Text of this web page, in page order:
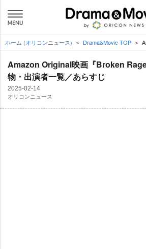
ホーム (オリコンニュース) Drama&Movie TOP
Amazon Original映画『Broken
物・出演者一覧／あらすじ
2025-02-14
オリコンニュース